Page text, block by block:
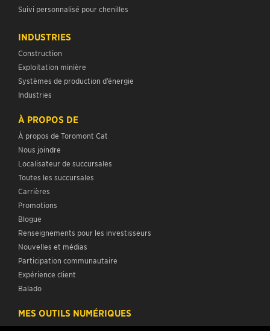
Suivi personnalisé pour chenilles
INDUSTRIES
Construction
Exploitation minière
Systèmes de production d’énergie
Industries
À PROPOS DE
À propos de Toromont Cat
Nous joindre
Localisateur de succursales
Toutes les succursales
Carrières
Promotions
Blogue
Renseignements pour les investisseurs
Nouvelles et médias
Participation communautaire
Expérience client
Balado
MES OUTILS NUMÉRIQUES